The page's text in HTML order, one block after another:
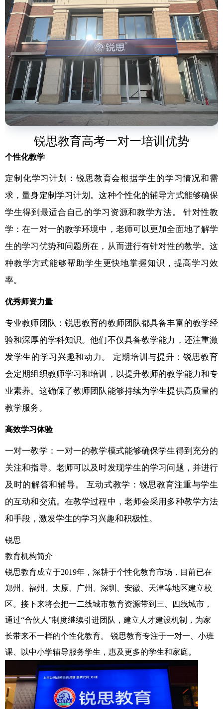
锐思教育高考一对一培训优势
个性化教学
定制化学习计划：锐思教育会根据学生的学习情况和需
求，量身定制学习计划。这种个性化的辅导方式能够确保
学生得到最适合自己的学习资源和教学方法。 针对性教
学：在一对一的教学环境中，老师可以更加全面地了解学
生的学习优势和问题所在，从而进行有针对性的教学。这
种教学方式能够帮助学生更快地掌握知识，提高学习效
率。
优秀师资力量
专业教师团队：锐思教育的教师团队都具备丰富的教学经
验和深厚的学科知识。他们不仅具备教学能力，还注重激
发学生的学习兴趣和动力。 定期培训与提升：锐思教育
会定期组织教师学习和培训，以提升教师的教学能力和专
业素养。这确保了教师团队能够持续为学生提供高质量的
教学服务。
高效学习体验
一对一教学：一对一的教学模式能够确保学生得到充分的
关注和指导。老师可以及时发现学生的学习问题，并进行
及时的解答和辅导。 互动式教学：锐思教育注重与学生
的互动和交流。在教学过程中，老师会采用多种教学方法
和手段，激发学生的学习兴趣和积极性。
锐思
教育机构简介
锐思教育成立于2019年，深耕于个性化教育市场，目前已在
郑州、福州、太原、广州、深圳、安徽、天津等地区建立校
区。接下来将会把一二线城市教育资源带到三、四线城市，
通过“合伙人”制度继续引进团队，建立人才建设机制，为家
长带来不一样的个性化教育。 锐思教育专注于一对一、小班
课、以中小学辅导服务学生，惠及更多的学生和家庭。